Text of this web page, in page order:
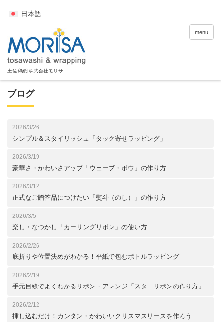
日本語
menu
ブログ
2026/3/26
シンプル＆スタイリッシュ「タック寄せラッピング」
2026/3/19
豪華さ・かわいさアップ「ウェーブ・ボウ」の作り方
2026/3/12
正式なご贈答品につけたい「熨斗（のし）」の作り方
2026/3/5
楽し・なつかし「カーリングリボン」の使い方
2026/2/26
底折りや位置決めがわかる！平紙で包むボトルラッピング
2026/2/19
手元目線でよくわかるリボン・アレンジ「スターリボンの作り方」
2026/2/12
挿し込むだけ！カンタン・かわいいクリスマスリースを作ろう